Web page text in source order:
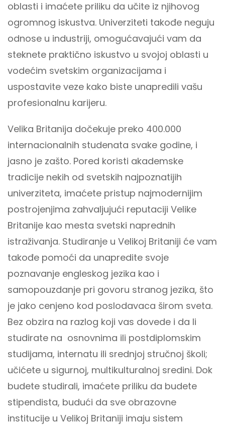
oblasti i imaćete priliku da učite iz njihovog
ogromnog iskustva. Univerziteti takođe neguju
odnose u industriji, omogućavajući vam da
steknete praktično iskustvo u svojoj oblasti u
vodećim svetskim organizacijama i
uspostavite veze kako biste unapredili vašu
profesionalnu karijeru.
Velika Britanija dočekuje preko 400.000
internacionalnih studenata svake godine, i
jasno je zašto. Pored koristi akademske
tradicije nekih od svetskih najpoznatijih
univerziteta, imaćete pristup najmodernijim
postrojenjima zahvaljujući reputaciji Velike
Britanije kao mesta svetski naprednih
istraživanja. Studiranje u Velikoj Britaniji će vam
takođe pomoći da unapredite svoje
poznavanje engleskog jezika kao i
samopouzdanje pri govoru stranog jezika, što
je jako cenjeno kod poslodavaca širom sveta.
Bez obzira na razlog koji vas dovede i da li
studirate na osnovnima ili postdiplomskim
studijama, internatu ili srednjoj stručnoj školi;
učićete u sigurnoj, multikulturalnoj sredini. Dok
budete studirali, imaćete priliku da budete
stipendista, budući da sve obrazovne
institucije u Velikoj Britaniji imaju sistem